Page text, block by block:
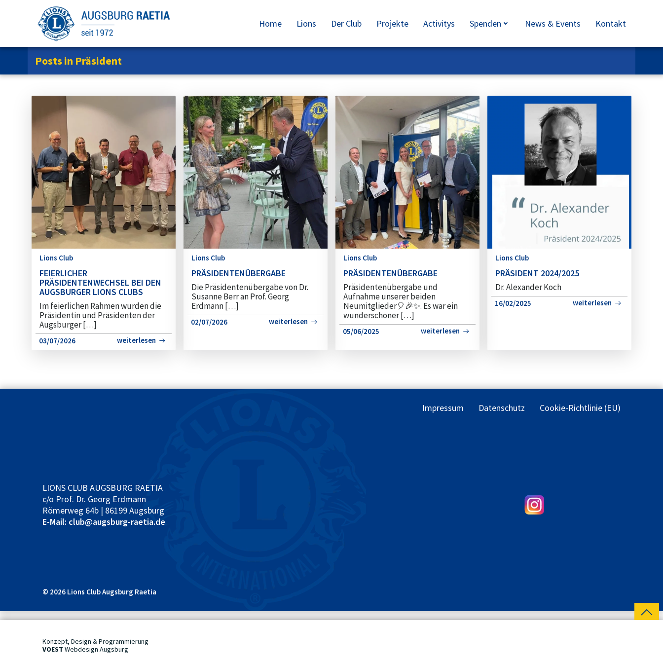
Home Lions Der Club Projekte Activitys Spenden News & Events Kontakt
Posts in Präsident
Lions Club
FEIERLICHER
PRÄSIDENTENWECHSEL BEI DEN
AUGSBURGER LIONS CLUBS
Im feierlichen Rahmen wurden die
Präsidentin und Präsidenten der
Augsburger […]
03/07/2026 weiterlesen
Lions Club
PRÄSIDENTENÜBERGABE
Die Präsidentenübergabe von Dr.
Susanne Berr an Prof. Georg
Erdmann […]
02/07/2026 weiterlesen
Lions Club
PRÄSIDENTENÜBERGABE
Präsidentenübergabe und
Aufnahme unserer beiden
Neumitglieder🎈🎉✨️. Es war ein
wunderschöner […]
05/06/2025 weiterlesen
Lions Club
PRÄSIDENT 2024/2025
Dr. Alexander Koch
16/02/2025 weiterlesen
Impressum Datenschutz Cookie-Richtlinie (EU)
LIONS CLUB AUGSBURG RAETIA
c/o Prof. Dr. Georg Erdmann
Römerweg 64b | 86199 Augsburg
E-Mail: club@augsburg-raetia.de
© 2026 Lions Club Augsburg Raetia
Konzept, Design & Programmierung
VOEST Webdesign Augsburg